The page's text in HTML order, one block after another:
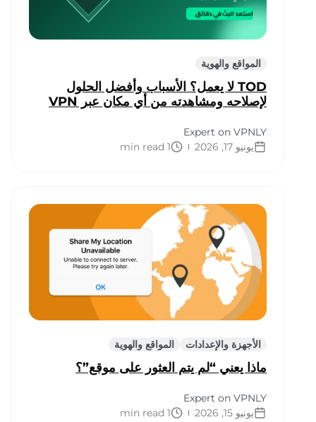
المواقع والهوية
TOD لا يعمل؟ الأسباب وأفضل الحلول
لإصلاحه ومشاهدته من أي مكان عبر VPN
Expert on VPNLY
يونيو 17, 2026
1 min read
الأجهزة والإعدادات المواقع والهوية
ماذا يعني “لم يتم العثور على موقع”؟
Expert on VPNLY
يونيو 15, 2026
1 min read